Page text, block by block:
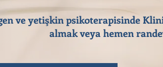
ve yetişkin psikoterapisinde
almak veya hemen